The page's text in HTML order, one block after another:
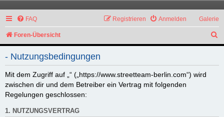
Galerie
FAQ Anmelden
Registrieren
Foren-Übersicht
u
- Nutzungsbedingungen
Mit dem Zugriff auf „“ („https://www.streetteam-berlin.com“) wird
zwischen dir und dem Betreiber ein Vertrag mit folgenden
Regelungen geschlossen:
1. NUTZUNGSVERTRAG